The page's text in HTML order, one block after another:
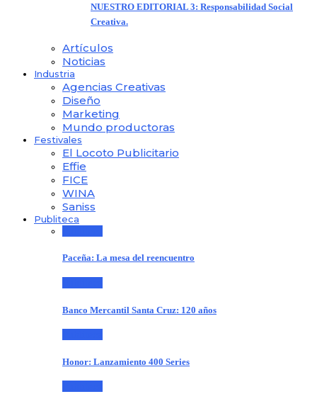
NUESTRO EDITORIAL 3: Responsabilidad Social
Creativa.
Artículos
Noticias
Industria
Agencias Creativas
Diseño
Marketing
Mundo productoras
Festivales
El Locoto Publicitario
Effie
FICE
WINA
Saniss
Publiteca
Paceña: La mesa del reencuentro
Banco Mercantil Santa Cruz: 120 años
Honor: Lanzamiento 400 Series